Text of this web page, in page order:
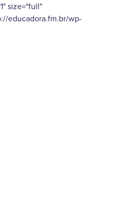
size="full"
educadora.fm.br/wp-